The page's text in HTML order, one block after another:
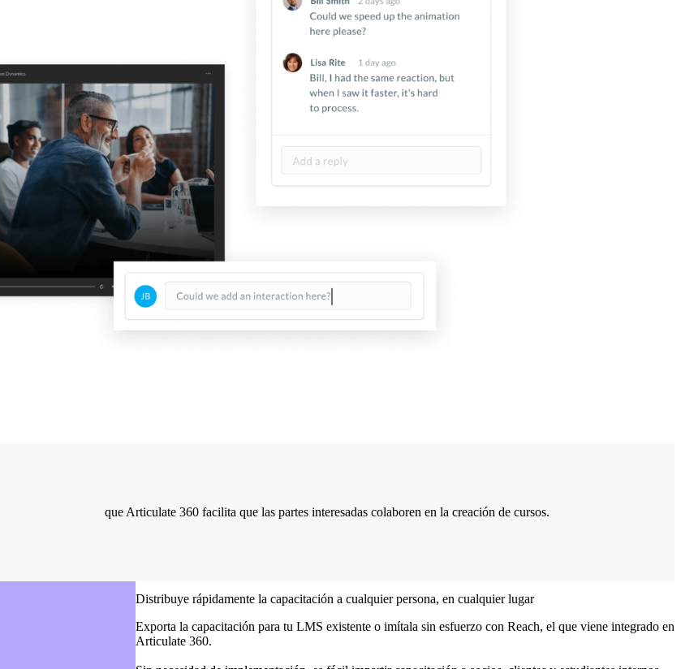
que Articulate 360 facilita que las partes interesadas colaboren en la creación de cursos.
Distribuye rápidamente la capacitación a cualquier persona, en cualquier lugar
Exporta la capacitación para tu LMS existente o imítala sin esfuerzo con Reach, el que viene integrado en
Articulate 360.